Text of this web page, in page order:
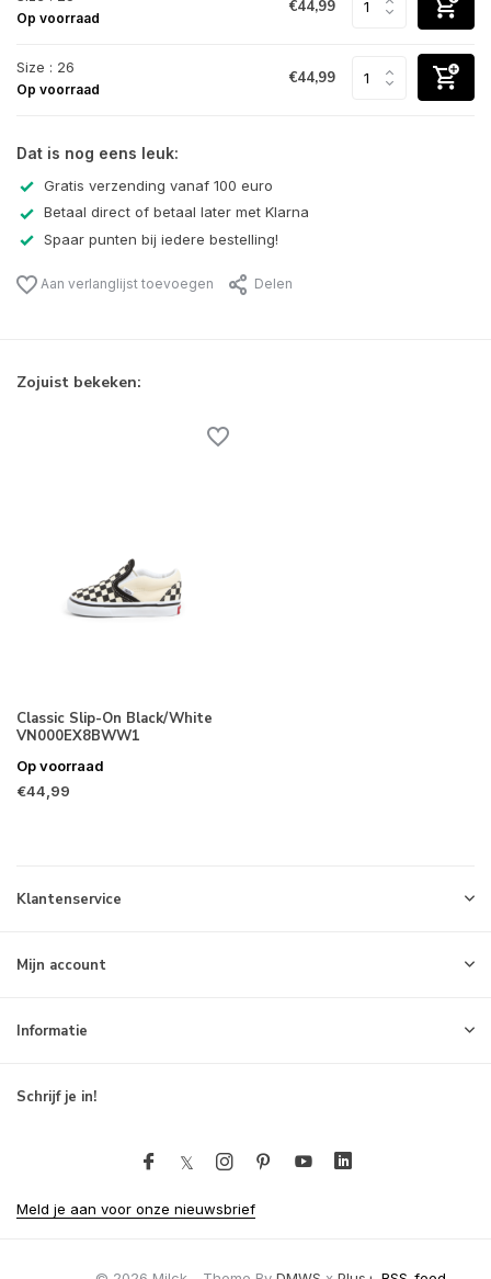
Op voorraad
€44,99
Size : 26
Op voorraad
€44,99
Dat is nog eens leuk:
Gratis verzending vanaf 100 euro
Betaal direct of betaal later met Klarna
Spaar punten bij iedere bestelling!
Aan verlanglijst toevoegen Delen
Zojuist bekeken:
Classic Slip-On Black/White
VN000EX8BWW1
Op voorraad
€44,99
Klantenservice
Mijn account
Informatie
Schrijf je in!
Meld je aan voor onze nieuwsbrief